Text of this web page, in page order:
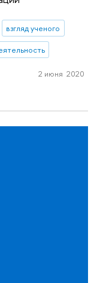
взгляд ученого
2 июня 2020